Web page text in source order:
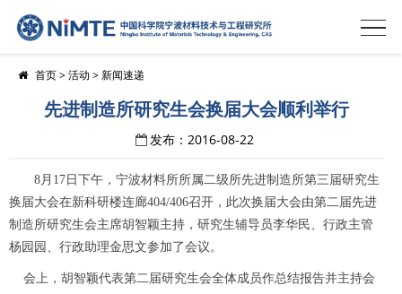
首页>活动 >新闻速递
先进制造所研究生会换届大会顺利举行
发布：2016-08-22
8月 17 日下午，宁波材料所所属二级所先进制造所第三届研究生
换届大会在新科研楼连廊404/406召开，此次换届大会由第二届先进
制造所研究生会主席胡智颖主持，研究生辅导员李华民、行政主管
杨园园、行政助理金思文参加了会议。
会上，胡智颖代表第二届研究生会全体成员作总结报告并主持会